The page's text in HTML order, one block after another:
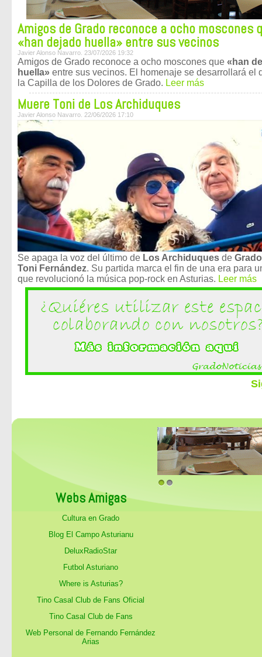
Amigos de Grado reconoce a ocho moscones
«han dejado huella» entre sus vecinos
Javier Alonso Navarro. 23/07/2026 19:32
Amigos de Grado reconoce a ocho moscones que «han
huella» entre sus vecinos. El homenaje se desarrollará el
la Capilla de los Dolores de Grado. Leer más
Muere Toni de Los Archiduques
Javier Alonso Navarro. 22/06/2026 17:10
Se apaga la voz del último de Los Archiduques de Grado
Toni Fernández. Su partida marca el fin de una era para
que revolucionó la música pop-rock en Asturias. Leer más
Webs Amigas
Cultura en Grado
Blog El Campo Asturianu
DeluxRadioStar
Futbol Asturiano
Where is Asturias?
Tino Casal Club de Fans Oficial
Tino Casal Club de Fans
Web Personal de Fernando Fernández
Arias